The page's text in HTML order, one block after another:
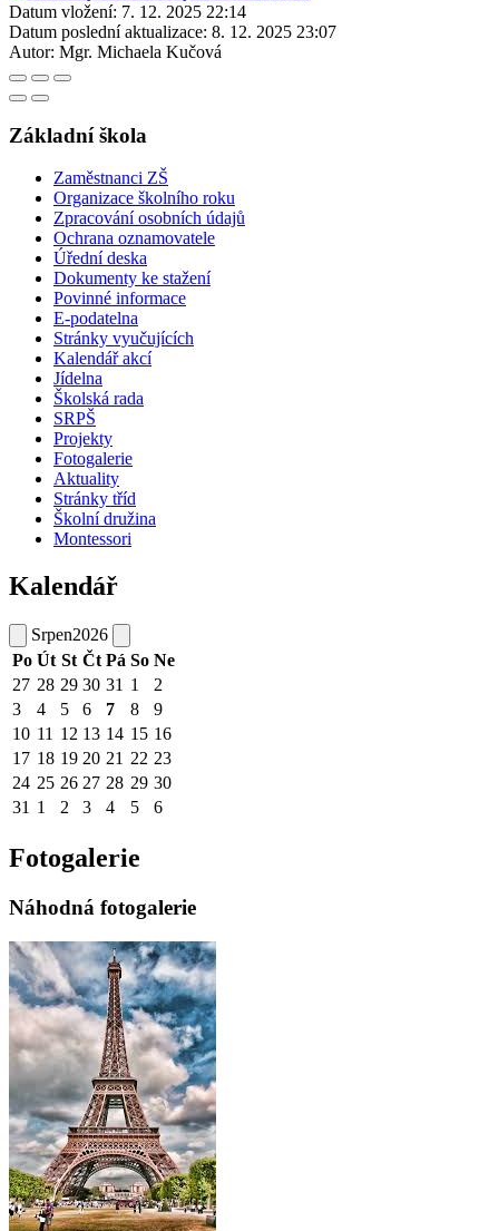
Datum vložení: 7. 12. 2025 22:14
Datum poslední aktualizace: 8. 12. 2025 23:07
Autor: Mgr. Michaela Kučová
Základní škola
Zaměstnanci ZŠ
Organizace školního roku
Zpracování osobních údajů
Ochrana oznamovatele
Úřední deska
Dokumenty ke stažení
Povinné informace
E-podatelna
Stránky vyučujících
Kalendář akcí
Jídelna
Školská rada
SRPŠ
Projekty
Fotogalerie
Aktuality
Stránky tříd
Školní družina
Montessori
Kalendář
Srpen2026
Po Út St Čt Pá So Ne
27 28 29 30 31 1
2
3
4 5 6 7 8
9
10 11 12 13 14 15 16
17 18 19 20 21 22 23
24 25 26 27 28 29 30
31 1 2 3 4 5 6
Fotogalerie
Náhodná fotogalerie